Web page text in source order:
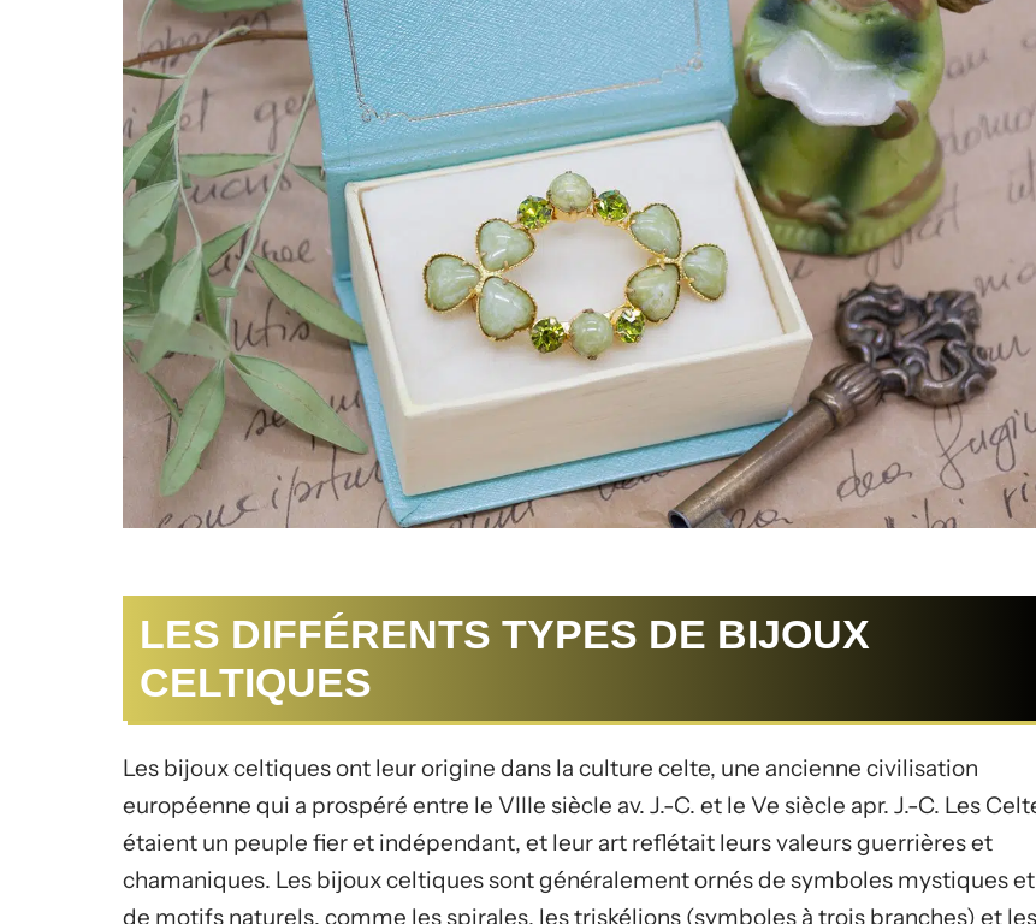
LES DIFFÉRENTS TYPES DE BIJOUX
CELTIQUES
Les bijoux celtiques ont leur origine dans la culture celte, une ancienne civilisation
européenne qui a prospéré entre le VIIIe siècle av. J.-C. et le Ve siècle apr. J.-C. Les
étaient un peuple fier et indépendant, et leur art reflétait leurs valeurs guerrières et
chamaniques. Les bijoux celtiques sont généralement ornés de symboles mystiques et
de motifs naturels, comme les spirales, les triskélions (symboles à trois branches) et les